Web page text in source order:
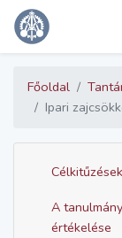
Főoldal
Ipari
A
értékelése